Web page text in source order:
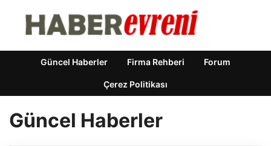
Güncel Haberler Firma Rehberi Forum
Çerez Politikası
Güncel Haberler